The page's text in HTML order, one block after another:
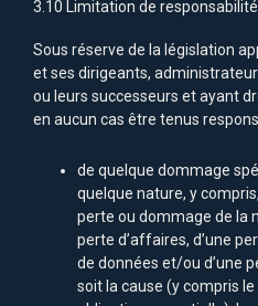
3.10 Limitation de responsabilité
Sous réserve de la législation
et ses dirigeants,
ou leurs successeurs et ayant
en aucun cas être tenus
de quelque dommage
quelque nature, y
perte ou dommage de la
perte d’affaires, d’une
de données et/ou d’une
soit la cause (y compris